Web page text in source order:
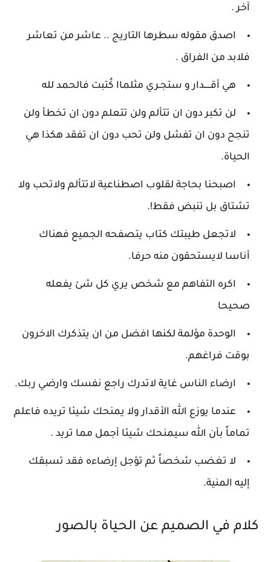
آخر .
اصدق مقوله سطرها التاريج .. عاشر من تعاشر
فلابد من الفراق .
هي أقـــــدار و ستجـري مثلماا كُتبت فالحمد لله
لن تكبر دون ان تتألم ولن تتعلم دون ان تخطأ ولن
تنجح دون ان تفشل ولن تحب دون ان تفقد هكذا هي
الحياة.
اصبحنا بحاجة لقلوب اصطناعية لاتتألم ولاتحب ولا
تشتاق بل تنبض فقط!.
لاتجعل طيبتك كتاب يتصفحه الجميع فهناك
أناسا لايستحقون منه حرفا.
اكره التفاهم مع شخص يري كل شئ يفعله
صحيحا
الوحدة مؤلمة لكنها افضل من ان يتذكرك الاخرون
بوقت فراغهم.
ارضاء الناس غاية لاتدرك راجع نفسك وارضي ربك.
عندما يوزع الله الأقدار ولا يمنحك شيئا تريده فاعلم
تماماً بأن الله سيمنحك شيئا أجمل مما تريد .
لا تغضب شخصاً ثم تؤجل إرضاءه فقد تسبقك
إليه المنية.
كلام في الصميم عن الحياة بالصور